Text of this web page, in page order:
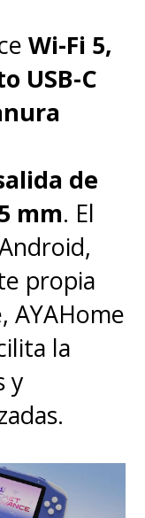
Wi-Fi 5,
USB-C
de
mm. El
propia
AYAHome
la
y